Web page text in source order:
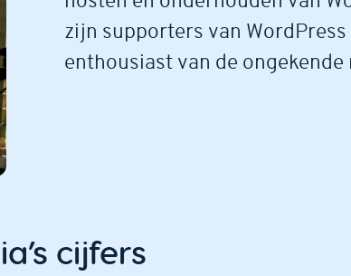
zijn supporters van
enthousiast van de
cijfers